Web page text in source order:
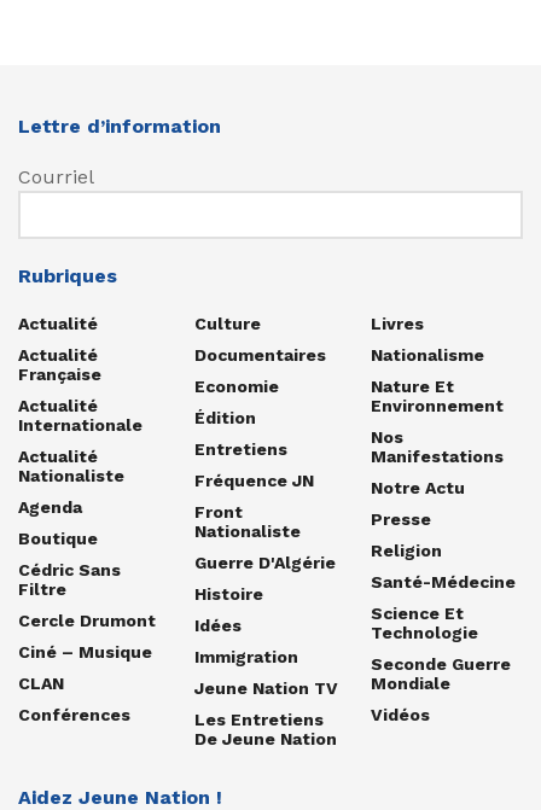
Lettre d’information
Courriel
Rubriques
Actualité
Actualité
Française
Actualité
Internationale
Actualité
Nationaliste
Agenda
Boutique
Cédric Sans
Filtre
Cercle Drumont
Ciné – Musique
CLAN
Conférences
Culture
Documentaires
Economie
Édition
Entretiens
Fréquence JN
Front
Nationaliste
Guerre D'Algérie
Histoire
Idées
Immigration
Jeune Nation TV
Les Entretiens
De Jeune Nation
Livres
Nationalisme
Nature Et
Environnement
Nos
Manifestations
Notre Actu
Presse
Religion
Santé-Médecine
Science Et
Technologie
Seconde Guerre
Mondiale
Vidéos
Aidez Jeune Nation !